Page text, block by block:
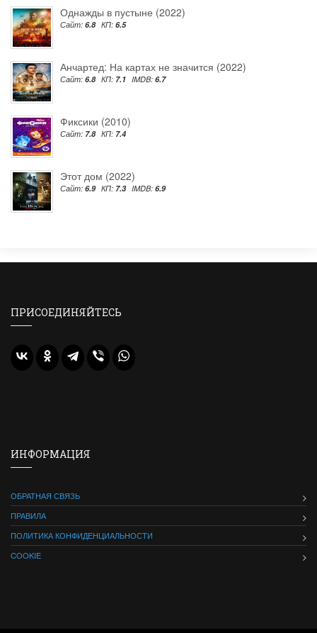
Однажды в пустыне (2022)
Сайт: 6.8 КП: 6.5
Анчартед: На картах не значится (2022)
Сайт: 6.8 КП: 7.1 IMDB: 6.7
Фиксики (2010)
Сайт: 7.8 КП: 7.4
Этот дом (2022)
Сайт: 6.9 КП: 7.3 IMDB: 6.9
ПРИСОЕДИНЯЙТЕСЬ
ИНФОРМАЦИЯ
ОБРАТНАЯ СВЯЗЬ
ПРАВИЛА
ПОЛИТИКА КОНФИДЕНЦИАЛЬНОСТИ
COOKIE